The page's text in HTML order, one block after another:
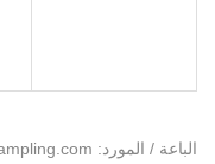
vendors@aersampling.com :الباعة / المورد